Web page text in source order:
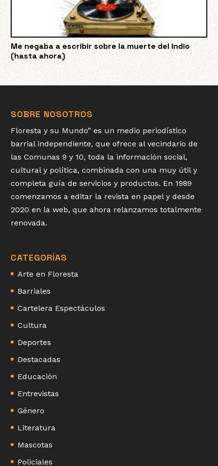
Me negaba a escribir sobre la muerte del Indio
(hasta ahora)
SOBRE NOSOTROS
Floresta y su Mundo” es un medio periodístico
barrial independiente, que ofrece al vecindario de
las Comunas 9 y 10, toda la información social,
cultural y política, combinada con una muy útil y
completa guía de servicios y productos. En 1989
comenzamos a editar la revista en papel y desde
2020 en la web, que ahora relanzamos totalmente
renovada.
CATEGORÍAS
Arte en Floresta
Barriales
Cartelera Espectáculos
Cultura
Deportes
Destacadas
Educación
Entrevistas
Género
Literatura
Mascotas
Policiales